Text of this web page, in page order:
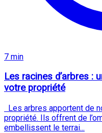
7 min
Les racines d’arbres :
votre propriété
Les arbres apportent de
propriété. Ils offrent de
embellissent le terrai...